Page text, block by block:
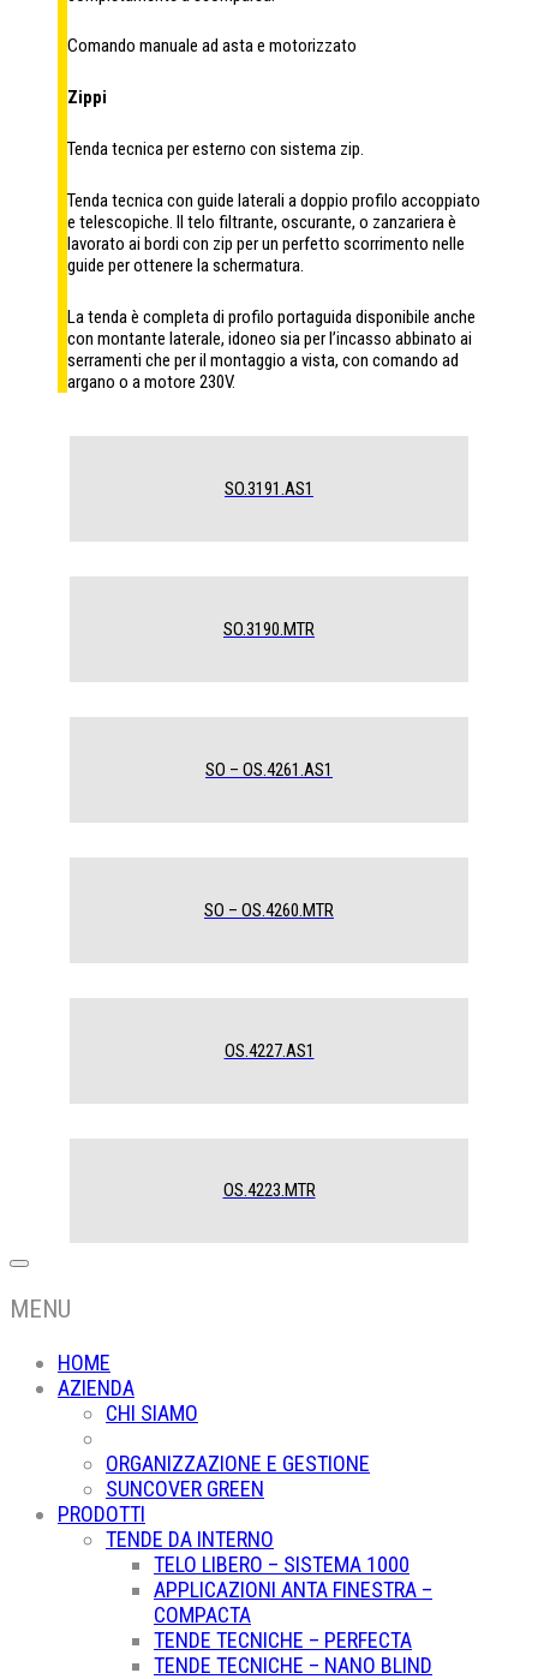
Comando manuale ad asta e motorizzato
Zippi
Tenda tecnica per esterno con sistema zip.
Tenda tecnica con guide laterali a doppio profilo accoppiato
e telescopiche. Il telo filtrante, oscurante, o zanzariera è
lavorato ai bordi con zip per un perfetto scorrimento nelle
guide per ottenere la schermatura.
La tenda è completa di profilo portaguida disponibile anche
con montante laterale, idoneo sia per l’incasso abbinato ai
serramenti che per il montaggio a vista, con comando ad
argano o a motore 230V.
SO.3191.AS1
SO.3190.MTR
SO – OS.4261.AS1
SO – OS.4260.MTR
OS.4227.AS1
OS.4223.MTR
MENU
HOME
AZIENDA
CHI SIAMO
ORGANIZZAZIONE E GESTIONE
SUNCOVER GREEN
PRODOTTI
TENDE DA INTERNO
TELO LIBERO – SISTEMA 1000
APPLICAZIONI ANTA FINESTRA –
COMPACTA
TENDE TECNICHE – PERFECTA
TENDE TECNICHE – NANO BLIND